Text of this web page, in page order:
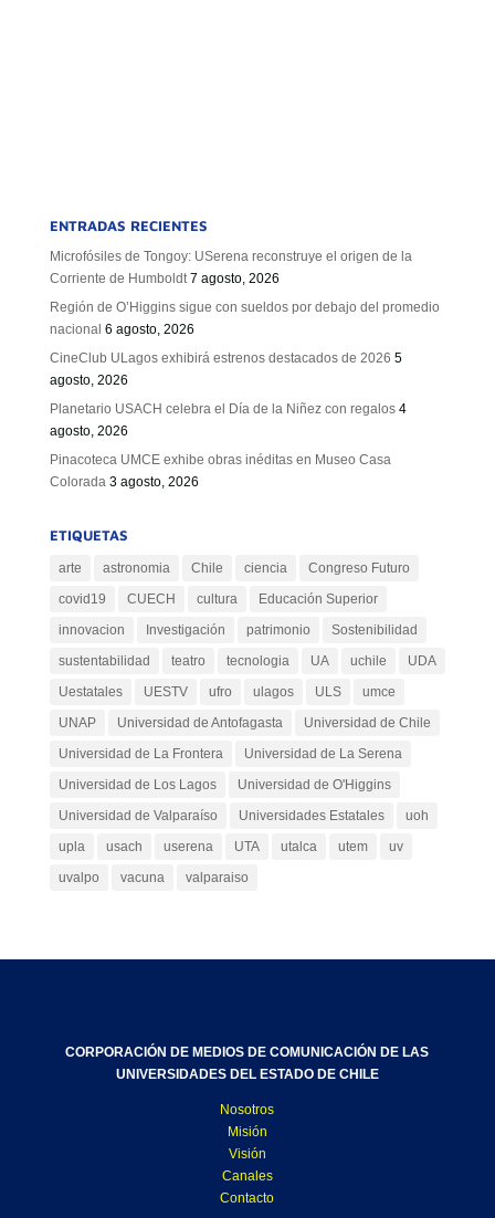
ENTRADAS RECIENTES
Microfósiles de Tongoy: USerena reconstruye el origen de la
Corriente de Humboldt 7 agosto, 2026
Región de O’Higgins sigue con sueldos por debajo del promedio
nacional 6 agosto, 2026
CineClub ULagos exhibirá estrenos destacados de 2026 5
agosto, 2026
Planetario USACH celebra el Día de la Niñez con regalos 4
agosto, 2026
Pinacoteca UMCE exhibe obras inéditas en Museo Casa
Colorada 3 agosto, 2026
ETIQUETAS
arte astronomia Chile ciencia
Congreso Futuro
covid19
CUECH cultura
Educación Superior
innovacion
Investigación patrimonio
Sostenibilidad
sustentabilidad
teatro tecnologia UA uchile
UDA
Uestatales
UESTV ufro ulagos ULS
umce
UNAP
Universidad de Antofagasta
Universidad de Chile
Universidad de La Frontera
Universidad de La Serena
Universidad de Los Lagos
Universidad de O'Higgins
Universidad de Valparaíso
Universidades Estatales
uoh
upla
usach userena UTA utalca utem
uv
uvalpo
vacuna valparaiso
CORPORACIÓN DE MEDIOS DE COMUNICACIÓN DE LAS
UNIVERSIDADES DEL ESTADO DE CHILE
Nosotros
Misión
Visión
Canales
Contacto